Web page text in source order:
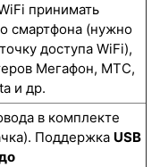
принимать
смартфона (нужно
доступа WiFi),
Мегафон, МТС,
и др.
в комплекте
Поддержка USB